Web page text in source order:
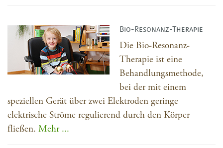
Bio-Resonanz-Therapie
Die Bio-Resonanz-
Therapie ist eine
Behandlungsmethode,
bei der mit einem
speziellen Gerät über zwei Elektroden geringe
elektrische Ströme regulierend durch den Körper
fließen. Mehr ...